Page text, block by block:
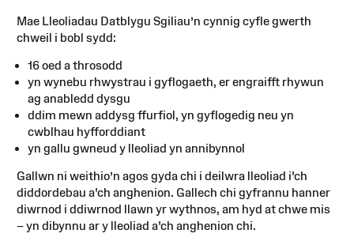
Mae Lleoliadau Datblygu Sgiliau’n cynnig cyfle gwerth
chweil i bobl sydd:
16 oed a throsodd
yn wynebu rhwystrau i gyflogaeth, er engraifft rhywun
ag anabledd dysgu
ddim mewn addysg ffurfiol, yn gyflogedig neu yn
cwblhau hyfforddiant
yn gallu gwneud y lleoliad yn annibynnol
Gallwn ni weithio’n agos gyda chi i deilwra lleoliad i'ch
diddordebau a'ch anghenion. Gallech chi gyfrannu hanner
diwrnod i ddiwrnod llawn yr wythnos, am hyd at chwe mis
– yn dibynnu ar y lleoliad a'ch anghenion chi.